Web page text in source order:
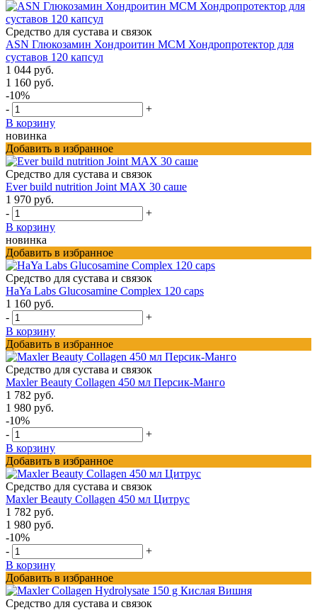
Средство для сустава и связок
ASN Глюкозамин Хондроитин МСМ Хондропротектор для
суставов 120 капсул
1 044 руб.
1 160 руб.
-10%
-
+
В корзину
новинка
Добавить в избранное
Средство для сустава и связок
Ever build nutrition Joint MAX 30 саше
1 970 руб.
-
+
В корзину
новинка
Добавить в избранное
Средство для сустава и связок
HaYa Labs Glucosamine Complex 120 caps
1 160 руб.
-
+
В корзину
Добавить в избранное
Средство для сустава и связок
Maxler Beauty Collagen 450 мл Персик-Манго
1 782 руб.
1 980 руб.
-10%
-
+
В корзину
Добавить в избранное
Средство для сустава и связок
Maxler Beauty Collagen 450 мл Цитрус
1 782 руб.
1 980 руб.
-10%
-
+
В корзину
Добавить в избранное
Средство для сустава и связок